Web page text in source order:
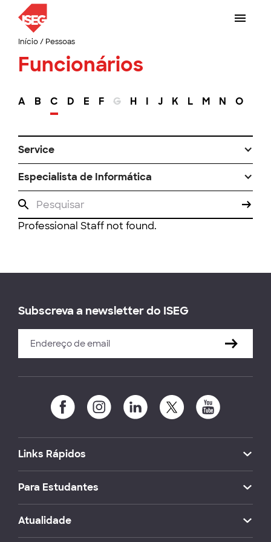
Início/ Pessoas
Funcionários
A B C D E F G H I J K L M N O
Service
Especialista de Informática
Professional Staff not found.
Subscreva a newsletter do ISEG
Links Rápidos
Para Estudantes
Atualidade